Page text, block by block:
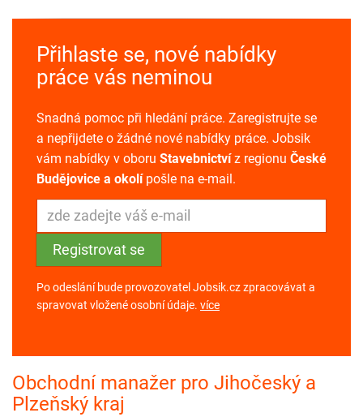
Přihlaste se, nové nabídky
práce vás neminou
Snadná pomoc při hledání práce. Zaregistrujte se
a nepřijdete o žádné nové nabídky práce. Jobsik
vám nabídky v oboru Stavebnictvíz regionu České
Budějovice a okolípošle na e-mail.
Po odeslání bude provozovatel Jobsik.cz zpracovávat a
spravovat vložené osobní údaje. více
Obchodní manažer pro Jihočeský a
Plzeňský kraj